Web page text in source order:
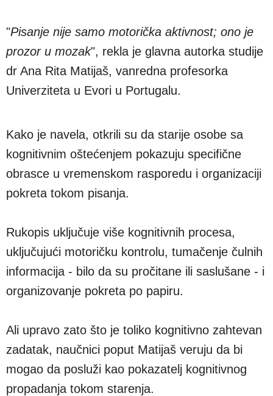
"Pisanje nije samo motorička aktivnost; ono je
prozor u mozak", rekla je glavna autorka studije
dr Ana Rita Matijaš, vanredna profesorka
Univerziteta u Evori u Portugalu.
Kako je navela, otkrili su da starije osobe sa
kognitivnim oštećenjem pokazuju specifične
obrasce u vremenskom rasporedu i organizaciji
pokreta tokom pisanja.
Rukopis uključuje više kognitivnih procesa,
uključujući motoričku kontrolu, tumačenje čulnih
informacija - bilo da su pročitane ili saslušane - i
organizovanje pokreta po papiru.
Ali upravo zato što je toliko kognitivno zahtevan
zadatak, naučnici poput Matijaš veruju da bi
mogao da posluži kao pokazatelj kognitivnog
propadanja tokom starenja.